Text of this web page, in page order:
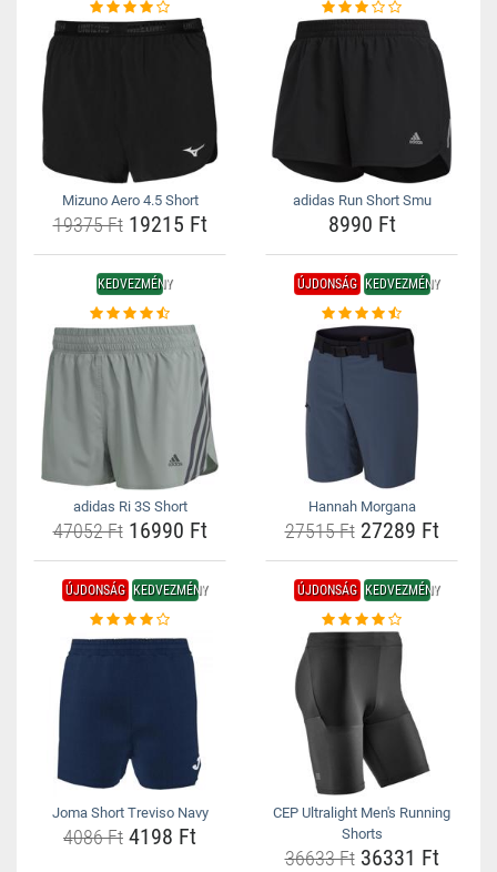
Mizuno Aero 4.5 Short
19375 Ft19215 Ft
adidas Run Short Smu
8990 Ft
KEDVEZMÉNY
adidas Ri 3S Short
47052 Ft16990 Ft
ÚJDONSÁG KEDVEZMÉNY
Hannah Morgana
27515 Ft27289 Ft
ÚJDONSÁG KEDVEZMÉNY
Joma Short Treviso Navy
4086 Ft 4198 Ft
ÚJDONSÁG KEDVEZMÉNY
CEP Ultralight Men's Running
Shorts
36633 Ft36331 Ft